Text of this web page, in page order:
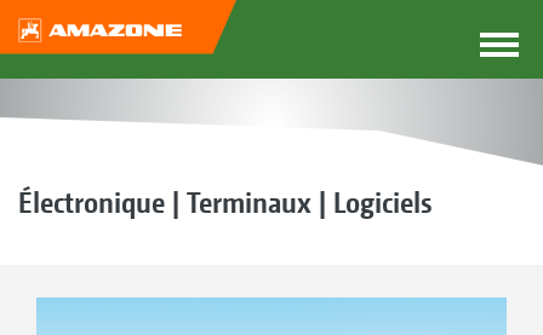
Électronique | Terminaux | Logiciels